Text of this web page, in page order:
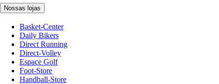
Nossas lojas
Basket-Center
Daily Bikers
Direct Running
Direct-Volley
Espace Golf
Foot-Store
Handball-Store